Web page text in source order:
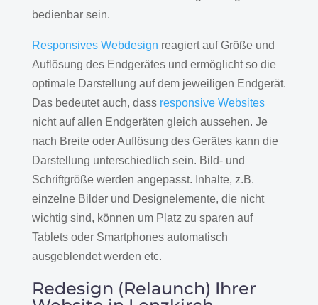
bedienbar sein.
Responsives Webdesign reagiert auf Größe und
Auflösung des Endgerätes und ermöglicht so die
optimale Darstellung auf dem jeweiligen Endgerät.
Das bedeutet auch, dass responsive Websites
nicht auf allen Endgeräten gleich aussehen. Je
nach Breite oder Auflösung des Gerätes kann die
Darstellung unterschiedlich sein. Bild- und
Schriftgröße werden angepasst. Inhalte, z.B.
einzelne Bilder und Designelemente, die nicht
wichtig sind, können um Platz zu sparen auf
Tablets oder Smartphones automatisch
ausgeblendet werden etc.
Redesign (Relaunch) Ihrer